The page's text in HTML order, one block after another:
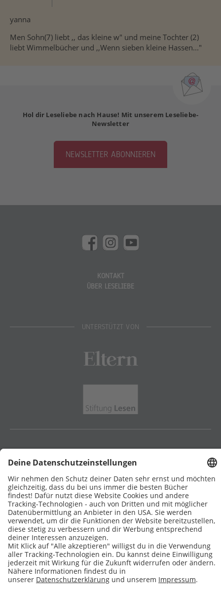
yanna
Men Sohn(7) liebt ,, das kleine w" und meine Tochter (2)
liebt Wimmelbücher und ,,Wenn sieben kleine Hassen..."
Hol dir Leseliebe nach Hause! Mit unserem Leseliebe-
Newsletter
NEWSLETTER ABONNIEREN
KONTAKT
ÜBER LESELIEBE
UNTERSTÜTZT VON
IMPRESSUM
COOKIES
Copyright © 2026 Leseliebe